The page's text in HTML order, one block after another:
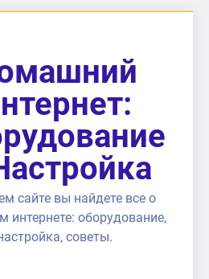
сайте вы найдете все о
интернете: оборудование,
советы.